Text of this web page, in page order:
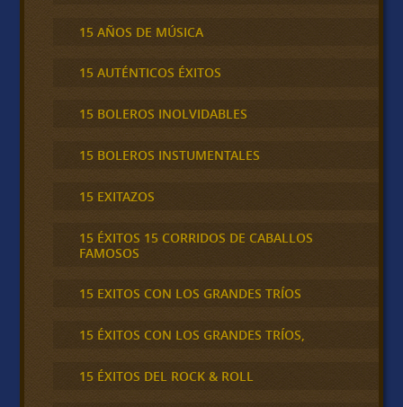
15 AÑOS DE MÚSICA
15 AUTÉNTICOS ÉXITOS
15 BOLEROS INOLVIDABLES
15 BOLEROS INSTUMENTALES
15 EXITAZOS
15 ÉXITOS 15 CORRIDOS DE CABALLOS
FAMOSOS
15 EXITOS CON LOS GRANDES TRÍOS
15 ÉXITOS CON LOS GRANDES TRÍOS,
15 ÉXITOS DEL ROCK & ROLL